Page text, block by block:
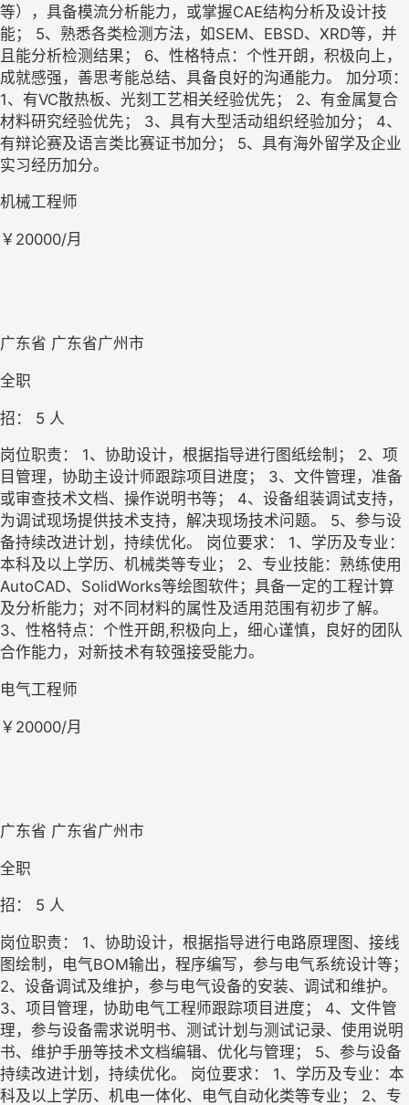
等），具备模流分析能力，或掌握CAE结构分析及设计技
能； 5、熟悉各类检测方法，如SEM、EBSD、XRD等，并
且能分析检测结果； 6、性格特点：个性开朗，积极向上，
成就感强，善思考能总结、具备良好的沟通能力。 加分项：
1、有VC散热板、光刻工艺相关经验优先； 2、有金属复合
材料研究经验优先； 3、具有大型活动组织经验加分； 4、
有辩论赛及语言类比赛证书加分； 5、具有海外留学及企业
实习经历加分。
机械工程师
￥20000/月
广东省 广东省广州市
全职
招： 5 人
岗位职责： 1、协助设计，根据指导进行图纸绘制； 2、项
目管理，协助主设计师跟踪项目进度； 3、文件管理，准备
或审查技术文档、操作说明书等； 4、设备组装调试支持，
为调试现场提供技术支持，解决现场技术问题。 5、参与设
备持续改进计划，持续优化。 岗位要求： 1、学历及专业：
本科及以上学历、机械类等专业； 2、专业技能：熟练使用
AutoCAD、SolidWorks等绘图软件；具备一定的工程计算
及分析能力；对不同材料的属性及适用范围有初步了解。
3、性格特点：个性开朗,积极向上，细心谨慎，良好的团队
合作能力，对新技术有较强接受能力。
电气工程师
￥20000/月
广东省 广东省广州市
全职
招： 5 人
岗位职责： 1、协助设计，根据指导进行电路原理图、接线
图绘制，电气BOM输出，程序编写，参与电气系统设计等；
2、设备调试及维护，参与电气设备的安装、调试和维护。
3、项目管理，协助电气工程师跟踪项目进度； 4、文件管
理，参与设备需求说明书、测试计划与测试记录、使用说明
书、维护手册等技术文档编辑、优化与管理； 5、参与设备
持续改进计划，持续优化。 岗位要求： 1、学历及专业：本
科及以上学历、机电一体化、电气自动化类等专业； 2、专